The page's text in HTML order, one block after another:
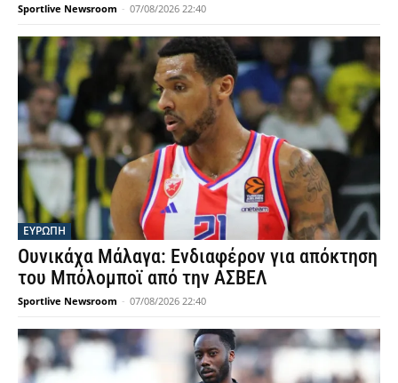
Sportlive Newsroom - 07/08/2026 22:40
ΕΥΡΩΠΗ
Ουνικάχα Μάλαγα: Ενδιαφέρον για απόκτηση
του Μπόλομποϊ από την ΑΣΒΕΛ
Sportlive Newsroom - 07/08/2026 22:40